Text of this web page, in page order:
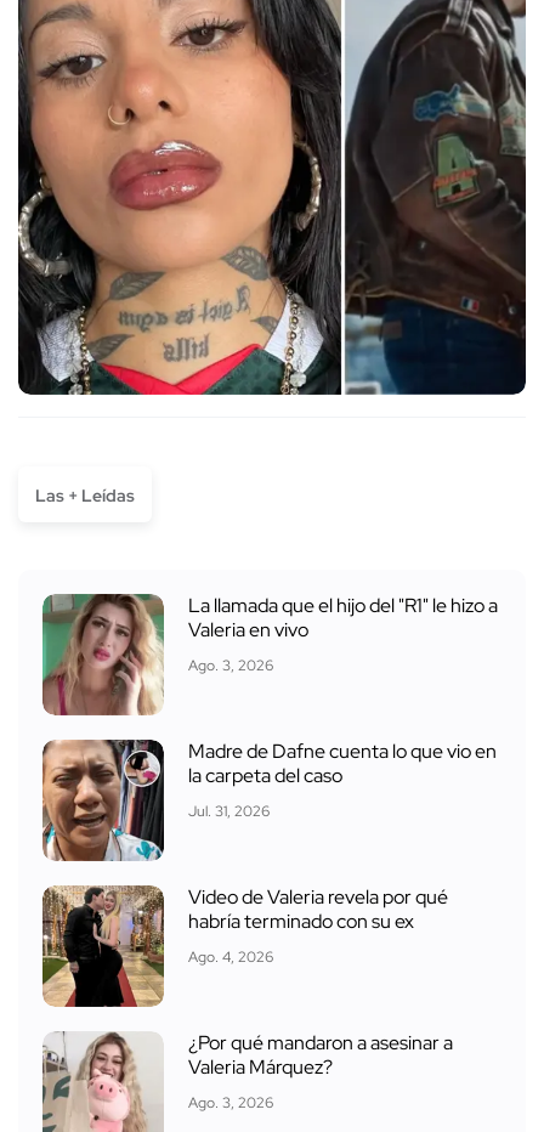
Las + Leídas
La llamada que el hijo del "R1" le hizo a
Valeria en vivo
Ago. 3, 2026
Madre de Dafne cuenta lo que vio en
la carpeta del caso
Jul. 31, 2026
Video de Valeria revela por qué
habría terminado con su ex
Ago. 4, 2026
¿Por qué mandaron a asesinar a
Valeria Márquez?
Ago. 3, 2026